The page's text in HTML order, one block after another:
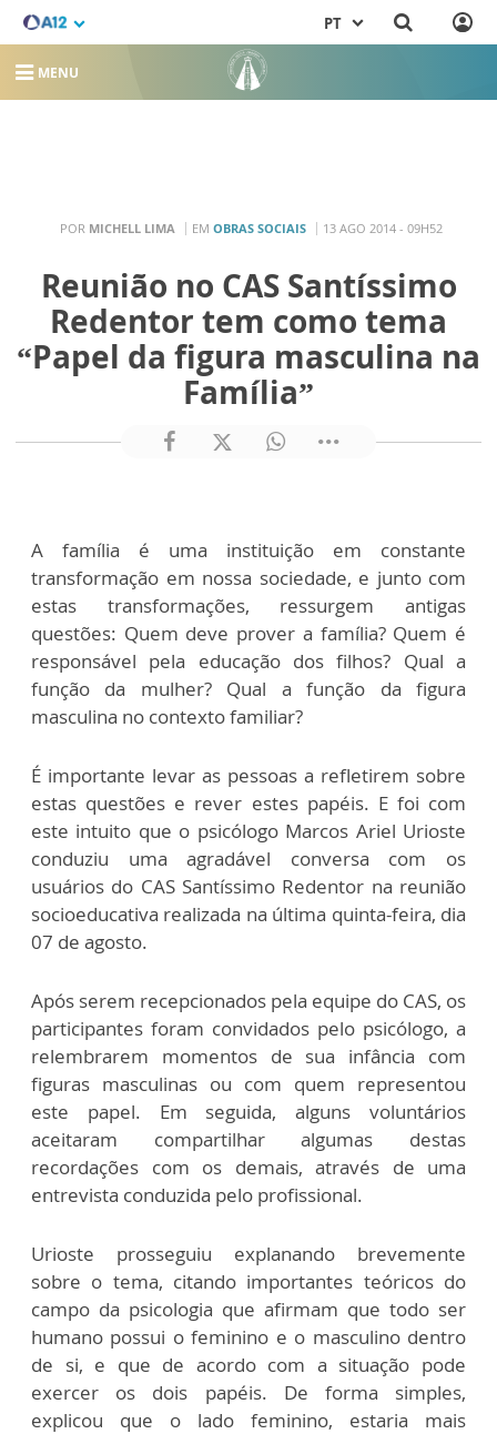
PT
MENU
POR MICHELL LIMA EM OBRAS SOCIAIS 13 AGO 2014 - 09H52
Reunião no CAS Santíssimo
Redentor tem como tema
“Papel da figura masculina na
Família”
A família é uma instituição em constante
transformação em nossa sociedade, e junto com
estas transformações, ressurgem antigas
questões: Quem deve prover a família? Quem é
responsável pela educação dos filhos? Qual a
função da mulher? Qual a função da figura
masculina no contexto familiar?
É importante levar as pessoas a refletirem sobre
estas questões e rever estes papéis. E foi com
este intuito que o psicólogo Marcos Ariel Urioste
conduziu uma agradável conversa com os
usuários do CAS Santíssimo Redentor na reunião
socioeducativa realizada na última quinta-feira, dia
07 de agosto.
Após serem recepcionados pela equipe do CAS, os
participantes foram convidados pelo psicólogo, a
relembrarem momentos de sua infância com
figuras masculinas ou com quem representou
este papel. Em seguida, alguns voluntários
aceitaram compartilhar algumas destas
recordações com os demais, através de uma
entrevista conduzida pelo profissional.
Urioste prosseguiu explanando brevemente
sobre o tema, citando importantes teóricos do
campo da psicologia que afirmam que todo ser
humano possui o feminino e o masculino dentro
de si, e que de acordo com a situação pode
exercer os dois papéis. De forma simples,
explicou que o lado feminino, estaria mais